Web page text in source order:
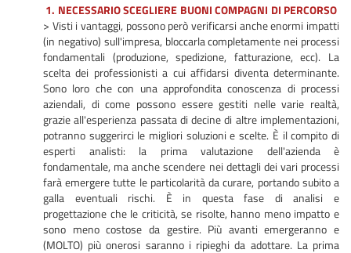
1. NECESSARIO SCEGLIERE BUONI COMPAGNI DI PERCORSO
> Visti i vantaggi, possono però verificarsi anche enormi impatti
(in negativo) sull'impresa, bloccarla completamente nei processi
fondamentali (produzione, spedizione, fatturazione, ecc). La
scelta dei professionisti a cui affidarsi diventa determinante.
Sono loro che con una approfondita conoscenza di processi
aziendali, di come possono essere gestiti nelle varie realtà,
grazie all'esperienza passata di decine di altre implementazioni,
potranno suggerirci le migliori soluzioni e scelte. È il compito di
esperti analisti: la prima valutazione dell'azienda è
fondamentale, ma anche scendere nei dettagli dei vari processi
farà emergere tutte le particolarità da curare, portando subito a
galla eventuali rischi. È in questa fase di analisi e
progettazione che le criticità, se risolte, hanno meno impatto e
sono meno costose da gestire. Più avanti emergeranno e
(MOLTO) più onerosi saranno i ripieghi da adottare. La prima